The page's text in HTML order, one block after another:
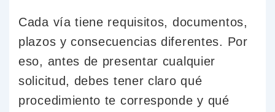
Cada vía tiene requisitos, documentos,
plazos y consecuencias diferentes. Por
eso, antes de presentar cualquier
solicitud, debes tener claro qué
procedimiento te corresponde y qué